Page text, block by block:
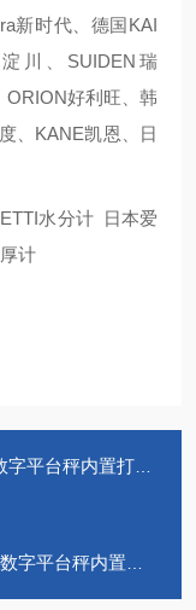
新时代、德国KAI
川、SUIDEN瑞
ORION好利旺、韩
、KANE凯恩、日
水分计 日本爱
计
台秤内置打印机
台秤内置打印机